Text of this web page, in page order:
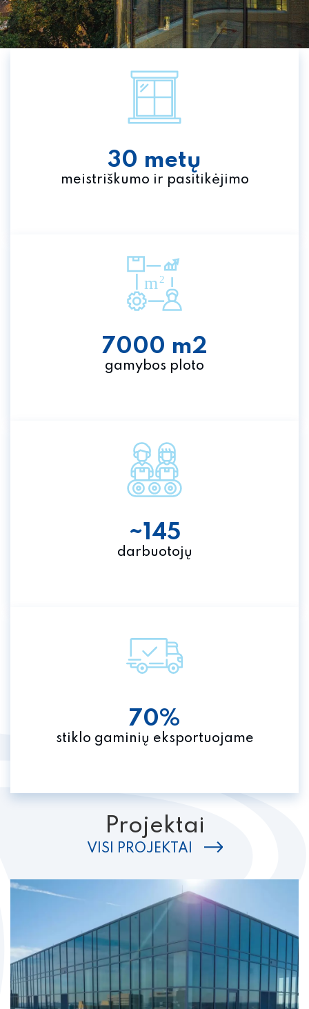
Personalo skyrius
30 metų
meistriškumo ir pasitikėjimo
7000 m2
gamybos ploto
~145
darbuotojų
70%
stiklo gaminių eksportuojame
Projektai
VISI PROJEKTAI